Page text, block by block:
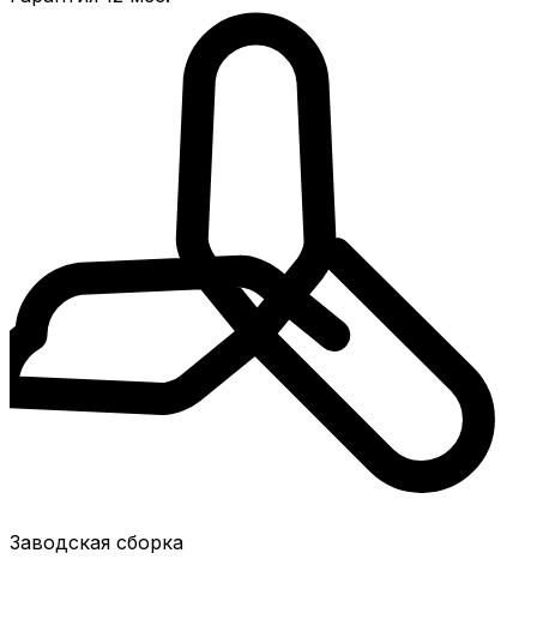
Заводская сборка